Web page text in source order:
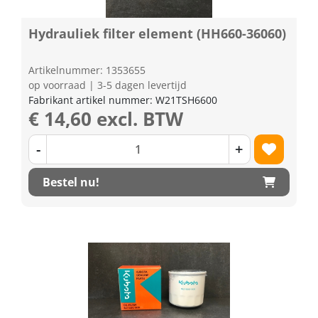
Hydrauliek filter element (HH660-36060)
Artikelnummer: 1353655
op voorraad | 3-5 dagen levertijd
Fabrikant artikel nummer: W21TSH6600
€ 14,60 excl. BTW
- +
Bestel nu!